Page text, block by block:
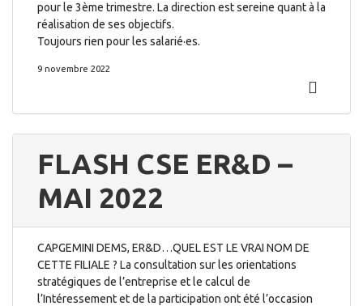
pour le 3ème trimestre. La direction est sereine quant à la
réalisation de ses objectifs.
Toujours rien pour les salarié·es.
9 novembre 2022
FLASH CSE ER&D –
MAI 2022
CAPGEMINI DEMS, ER&D…QUEL EST LE VRAI NOM DE
CETTE FILIALE ? La consultation sur les orientations
stratégiques de l’entreprise et le calcul de
l’Intéressement et de la participation ont été l’occasion